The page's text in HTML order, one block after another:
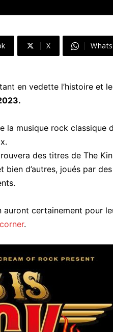
X
en vedette l’histoire et
musique rock classique
des titres de The
bien d’autres, joués par
certainement pour
.